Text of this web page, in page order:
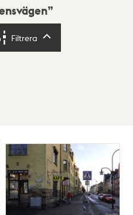
Filtrera